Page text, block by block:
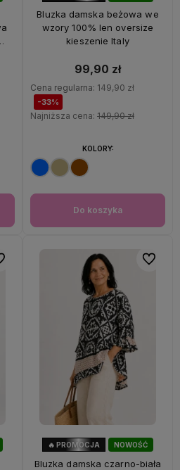
OKAZJA
Bluzka damska beżowa we
wzory 100% len oversize
kieszenie Italy
99,90 zł
Cena regularna: 149,90 zł
-33%
Najniższa cena: 149,90 zł
Do koszyka
KOLORY:
ulubionych
NOWOŚĆ
🔥 PROMOCJA
Bluzka damska czarno-biała
Do